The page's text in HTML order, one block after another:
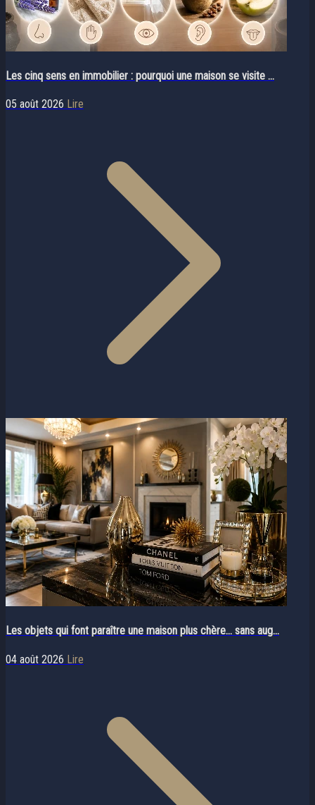
Les cinq sens en immobilier : pourquoi une maison se visite ...
05 août 2026 Lire
Les objets qui font paraître une maison plus chère… sans aug...
04 août 2026 Lire